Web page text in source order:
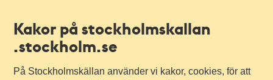
Kakor på stockholmskallan
.stockholm.se
På Stockholmskällan använder vi kakor, cookies, för att